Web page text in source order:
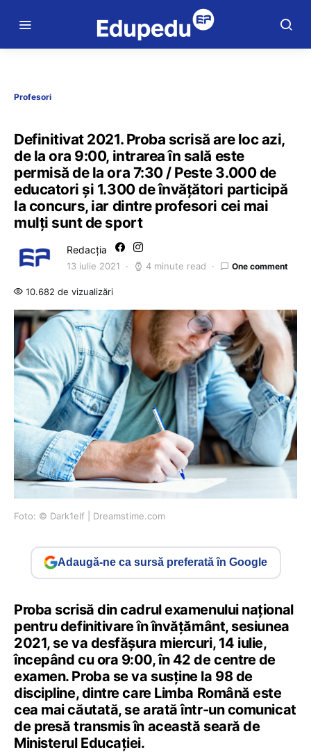
Profesori
Definitivat 2021. Proba scrisă are loc azi,
de la ora 9:00, intrarea în sală este
permisă de la ora 7:30 / Peste 3.000 de
educatori și 1.300 de învățători participă
la concurs, iar dintre profesori cei mai
mulți sunt de sport
Redacția
13 iulie 2021 4 minute read One comment
10.682 de vizualizări
Foto: © Dark1elf | Dreamstime.com
Adaugă-ne ca sursă preferată în Google
Proba scrisă din cadrul examenului național
pentru definitivare în învățământ, sesiunea
2021, se va desfășura miercuri, 14 iulie,
începând cu ora 9:00, în 42 de centre de
examen. Proba se va susține la 98 de
discipline, dintre care Limba Română este
cea mai căutată, se arată într-un comunicat
de presă transmis în această seară de
Ministerul Educației.